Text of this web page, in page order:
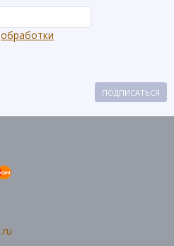
обработки
ПОДПИСАТЬСЯ